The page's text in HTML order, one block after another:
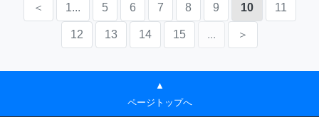
＜ 1... 5 6 7 8 9 10 11
12 13 14 15 ... ＞
▲
ページトップへ